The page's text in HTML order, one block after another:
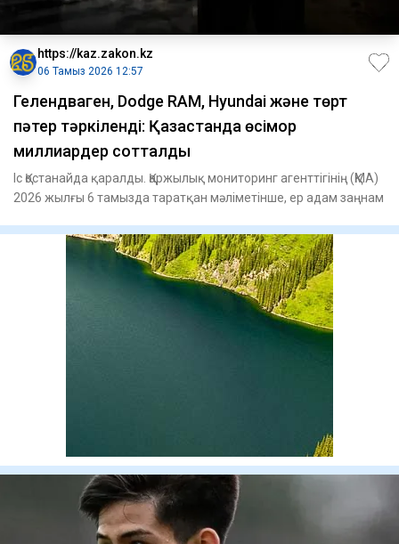
https://kaz.zakon.kz
06 Тамыз 2026 12:57
Гелендваген, Dodge RAM, Hyundai және төрт
пәтер тәркіленді: Қазақстанда өсімқор
миллиардер сотталды
Іс Қостанайда қаралды. Қаржылық мониторинг агенттігінің (ҚМА)
2026 жылғы 6 тамызда таратқан мәліметінше, ер адам заңнам